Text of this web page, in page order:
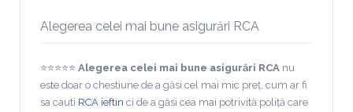
Alegerea celei mai bune asigurări RCA
⭐⭐⭐⭐⭐ Alegerea celei mai bune asigurări RCA nu
este doar o chestiune de a găsi cel mai mic preț, cum ar fi
sa cauti RCA ieftin ci de a găsi cea mai potrivită poliță care